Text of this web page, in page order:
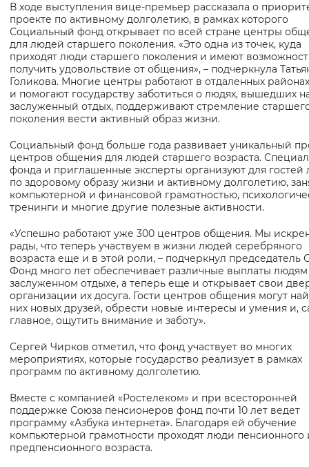
Вернуть стандартные настройки
В ходе выступления вице-премьер рассказала о
проекте по активному долголетию, в рамках которого
Социальный фонд открывает по всей стране центры
для людей старшего поколения. «Это одна из точек, куда
приходят люди старшего поколения и имеют
получить удовольствие от общения», – подчеркнула
Голикова. Многие центры работают в отдаленных
и помогают государству заботиться о людях, вышедших
заслуженный отдых, поддерживают стремление
поколения вести активный образ жизни.
Социальный фонд больше года развивает уникальный
центров общения для людей старшего возраста.
фонда и приглашенные эксперты организуют для гостей
по здоровому образу жизни и активному долголетию,
компьютерной и финансовой грамотностью,
тренинги и многие другие полезные активности.
«Успешно работают уже 300 центров общения. Мы
рады, что теперь участвуем в жизни людей серебряного
возраста еще и в этой роли, – подчеркнул председатель
Фонд много лет обеспечивает различные выплаты людям
заслуженном отдыхе, а теперь еще и открывает свои
организации их досуга. Гости центров общения могут
них новых друзей, обрести новые интересы и умения и,
главное, ощутить внимание и заботу».
Сергей Чирков отметил, что фонд участвует во многих
мероприятиях, которые государство реализует в рамках
программ по активному долголетию.
Вместе с компанией «Ростелеком» и при всесторонней
поддержке Союза пенсионеров фонд почти 10 лет ведет
программу «Азбука интернета». Благодаря ей обучение
компьютерной грамотности проходят люди пенсионного
предпенсионного возраста.